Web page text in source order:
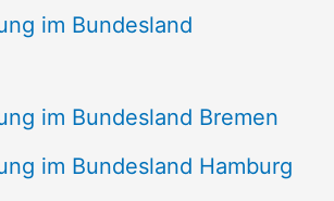
im Bundesland
im Bundesland Bremen
im Bundesland Hamburg